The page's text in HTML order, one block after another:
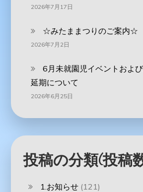
2026年7月17日
☆みたままつりのご案内☆
2026年7月2日
6月未就園児イベントおよ
延期について
2026年6月25日
投稿の分類(投稿
1.お知らせ (121)